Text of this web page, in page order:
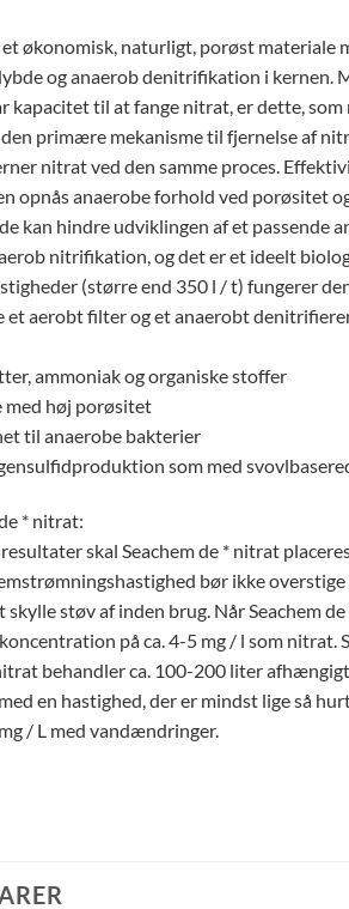
et økonomisk, naturligt, porøst
og anaerob denitrifikation i
kapacitet til at fange nitrat, er dette,
primære mekanisme til fjernelse af
nitrat ved den samme proces.
opnås anaerobe forhold ved porøsitet
kan hindre udviklingen af ​​et
nitrifikation, og det er et ideelt
(større end 350 l / t) fungerer
et aerobt filter og et anaerobt
ammoniak og organiske stoffer
med høj porøsitet
til anaerobe bakterier
som med
* nitrat:
skal Seachem de * nitrat
bør ikke
skylle støv af inden brug. Når Seachem
på ca. 4-5 mg / l som
behandler ca. 100-200 liter
en hastighed, der er mindst lige så
/ L med vandændringer.